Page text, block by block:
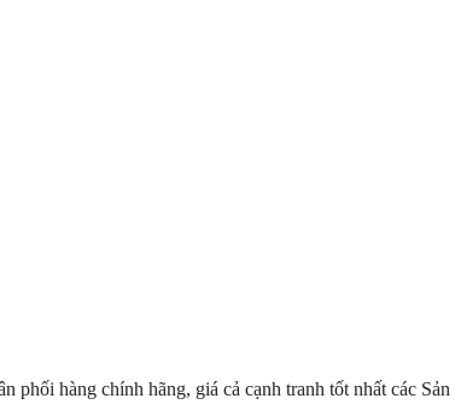
hàng chính hãng, giá cả cạnh tranh tốt nhất các Sản